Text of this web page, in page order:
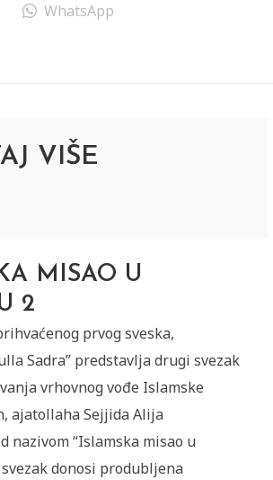
WhatsApp
VIŠE
MISAO U
2
prvog sveska,
Sadra” predstavlja drugi svezak
vrhovnog vođe Islamske
ajatollaha Sejjida Alija
nazivom “Islamska misao u
svezak donosi produbljena